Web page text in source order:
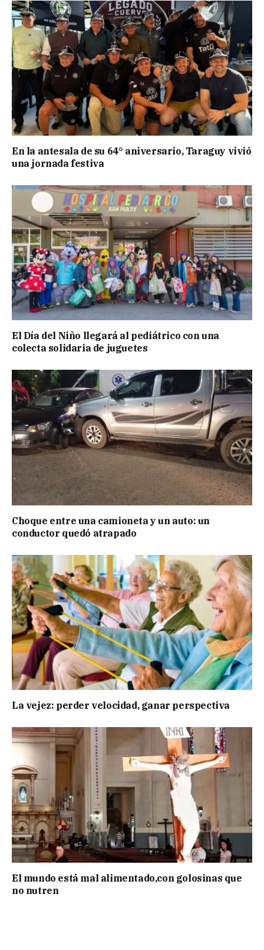
En la antesala de su 64° aniversario, Taraguy vivió
una jornada festiva
El Día del Niño llegará al pediátrico con una
colecta solidaria de juguetes
Choque entre una camioneta y un auto: un
conductor quedó atrapado
La vejez: perder velocidad, ganar perspectiva
El mundo está mal alimentado,con golosinas que
no nutren